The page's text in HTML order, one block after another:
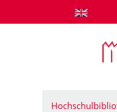
zum Inhalt springen